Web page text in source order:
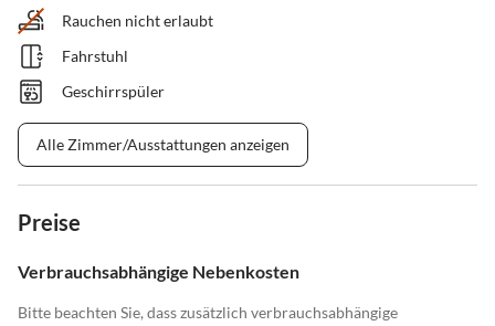
Rauchen nicht erlaubt
Fahrstuhl
Geschirrspüler
Alle Zimmer/Ausstattungen anzeigen
Preise
Verbrauchsabhängige Nebenkosten
Bitte beachten Sie, dass zusätzlich verbrauchsabhängige